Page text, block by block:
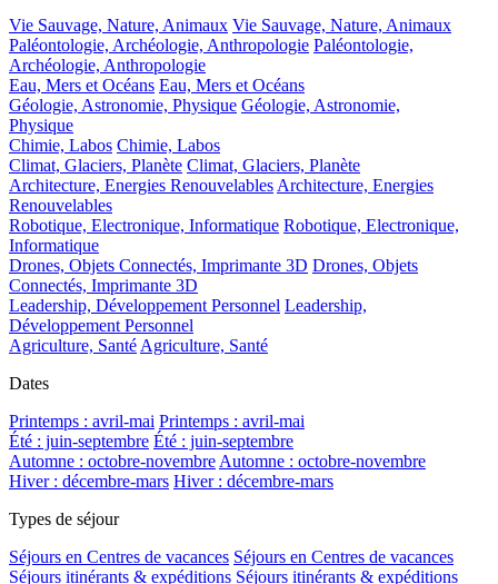
Vie Sauvage, Nature, Animaux Vie Sauvage, Nature, Animaux
Paléontologie, Archéologie, Anthropologie Paléontologie,
Archéologie, Anthropologie
Eau, Mers et Océans Eau, Mers et Océans
Géologie, Astronomie, Physique Géologie, Astronomie,
Physique
Chimie, Labos Chimie, Labos
Climat, Glaciers, Planète Climat, Glaciers, Planète
Architecture, Energies Renouvelables Architecture, Energies
Renouvelables
Robotique, Electronique, Informatique Robotique, Electronique,
Informatique
Drones, Objets Connectés, Imprimante 3D Drones, Objets
Connectés, Imprimante 3D
Leadership, Développement Personnel Leadership,
Développement Personnel
Agriculture, Santé Agriculture, Santé
Dates
Printemps : avril-mai Printemps : avril-mai
Été : juin-septembre Été : juin-septembre
Automne : octobre-novembre Automne : octobre-novembre
Hiver : décembre-mars Hiver : décembre-mars
Types de séjour
Séjours en Centres de vacances Séjours en Centres de vacances
Séjours itinérants & expéditions Séjours itinérants & expéditions